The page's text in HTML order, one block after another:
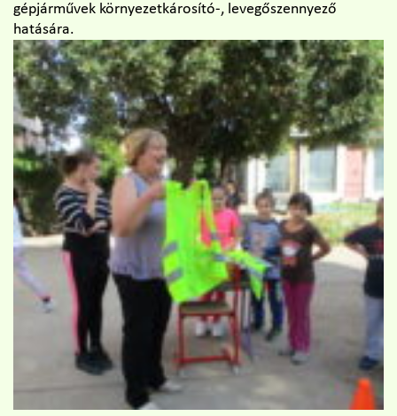
gépjárművek környezetkárosító-, levegőszennyező
hatására.